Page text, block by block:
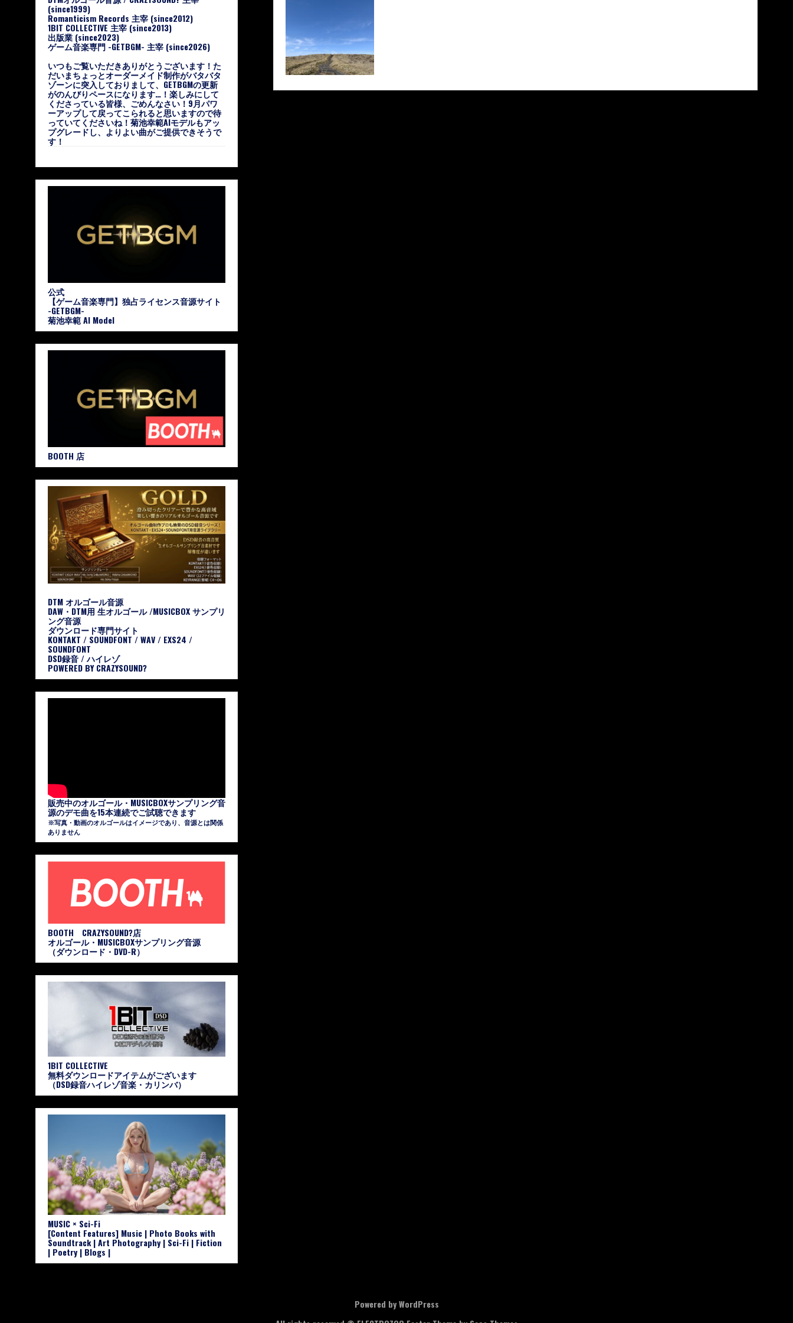
(since1999)
Romanticism Records 主宰 (since2012)
1BIT COLLECTIVE 主宰 (since2013)
出版業 (since2023)
ゲーム音楽専門 -GETBGM- 主宰 (since2026)
いつもご覧いただきありがとうございます！た
だいまちょっとオーダーメイド制作がバタバタ
ゾーンに突入しておりまして、GETBGMの更新
がのんびりペースになります…！楽しみにして
くださっている皆様、ごめんなさい！9月パワ
ーアップして戻ってこられると思いますので待
っていてくださいね！菊池幸範AIモデルもアッ
プグレードし、よりよい曲がご提供できそうで
す！
公式
【ゲーム音楽専門】独占ライセンス音源サイト
-GETBGM-
菊池幸範 AI Model
BOOTH 店
DTM オルゴール音源
DAW・DTM用 生オルゴール /MUSICBOX サンプリ
ング音源
ダウンロード専門サイト
KONTAKT / SOUNDFONT / WAV / EXS24 /
SOUNDFONT
DSD録音 / ハイレゾ
POWERED BY CRAZYSOUND?
販売中のオルゴール・MUSICBOXサンプリング音
源のデモ曲を15本連続でご試聴できます
※写真・動画のオルゴールはイメージであり、音源とは関係
ありません
BOOTH CRAZYSOUND?店
オルゴール・MUSICBOXサンプリング音源
（ダウンロード・DVD-R）
1BIT COLLECTIVE
無料ダウンロードアイテムがございます
（DSD録音ハイレゾ音楽・カリンバ）
MUSIC × Sci-Fi
[Content Features] Music | Photo Books with
Soundtrack | Art Photography | Sci-Fi | Fiction
| Poetry | Blogs |
Powered by WordPress